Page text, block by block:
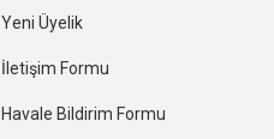
Yeni Üyelik
İletişim Formu
Havale Bildirim Formu